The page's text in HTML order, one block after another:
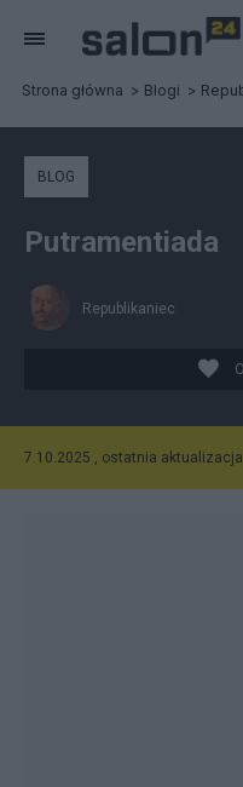
Strona główna Blogi
BLOG
Putramentiada
Republikaniec
7.10.2025 , ostatnia